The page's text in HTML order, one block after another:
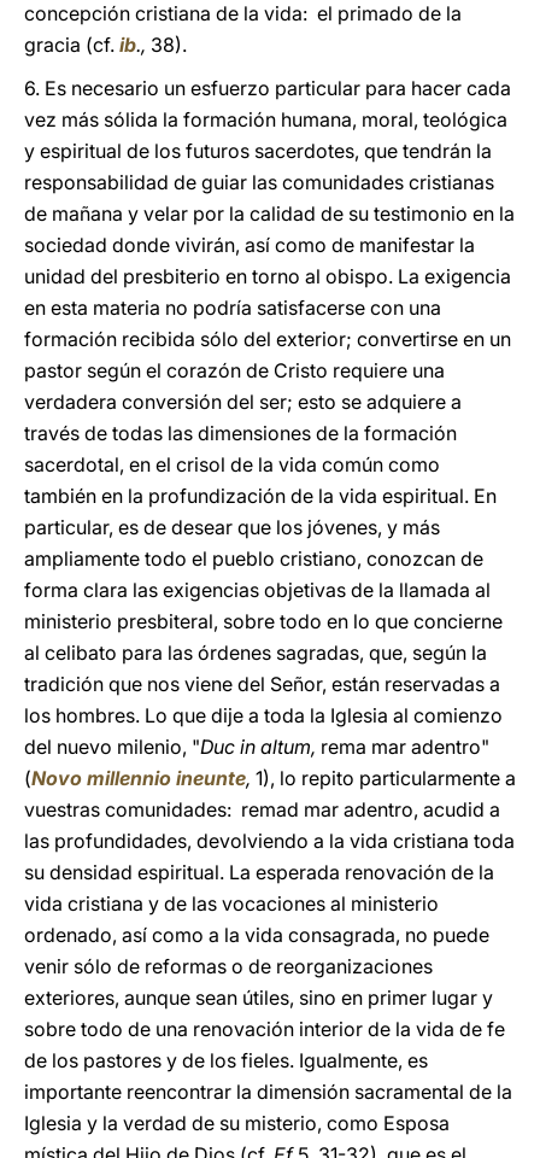
concepción cristiana de la vida: el primado de la
gracia (cf. ib., 38).
6. Es necesario un esfuerzo particular para hacer cada
vez más sólida la formación humana, moral, teológica
y espiritual de los futuros sacerdotes, que tendrán la
responsabilidad de guiar las comunidades cristianas
de mañana y velar por la calidad de su testimonio en la
sociedad donde vivirán, así como de manifestar la
unidad del presbiterio en torno al obispo. La exigencia
en esta materia no podría satisfacerse con una
formación recibida sólo del exterior; convertirse en un
pastor según el corazón de Cristo requiere una
verdadera conversión del ser; esto se adquiere a
través de todas las dimensiones de la formación
sacerdotal, en el crisol de la vida común como
también en la profundización de la vida espiritual. En
particular, es de desear que los jóvenes, y más
ampliamente todo el pueblo cristiano, conozcan de
forma clara las exigencias objetivas de la llamada al
ministerio presbiteral, sobre todo en lo que concierne
al celibato para las órdenes sagradas, que, según la
tradición que nos viene del Señor, están reservadas a
los hombres. Lo que dije a toda la Iglesia al comienzo
del nuevo milenio, "Duc in altum, rema mar adentro"
(Novo millennio ineunte, 1), lo repito particularmente a
vuestras comunidades: remad mar adentro, acudid a
las profundidades, devolviendo a la vida cristiana toda
su densidad espiritual. La esperada renovación de la
vida cristiana y de las vocaciones al ministerio
ordenado, así como a la vida consagrada, no puede
venir sólo de reformas o de reorganizaciones
exteriores, aunque sean útiles, sino en primer lugar y
sobre todo de una renovación interior de la vida de fe
de los pastores y de los fieles. Igualmente, es
importante reencontrar la dimensión sacramental de la
Iglesia y la verdad de su misterio, como Esposa